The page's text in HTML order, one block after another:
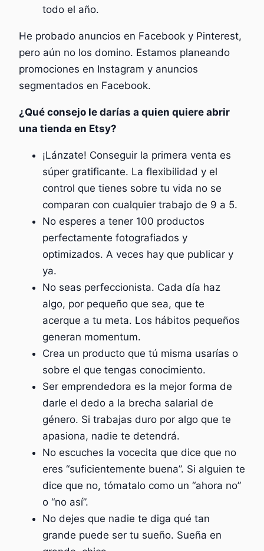
todo el año.
He probado anuncios en Facebook y Pinterest,
pero aún no los domino. Estamos planeando
promociones en Instagram y anuncios
segmentados en Facebook.
¿Qué consejo le darías a quien quiere abrir
una tienda en Etsy?
¡Lánzate! Conseguir la primera venta es
súper gratificante. La flexibilidad y el
control que tienes sobre tu vida no se
comparan con cualquier trabajo de 9 a 5.
No esperes a tener 100 productos
perfectamente fotografiados y
optimizados. A veces hay que publicar y
ya.
No seas perfeccionista. Cada día haz
algo, por pequeño que sea, que te
acerque a tu meta. Los hábitos pequeños
generan momentum.
Crea un producto que tú misma usarías o
sobre el que tengas conocimiento.
Ser emprendedora es la mejor forma de
darle el dedo a la brecha salarial de
género. Si trabajas duro por algo que te
apasiona, nadie te detendrá.
No escuches la vocecita que dice que no
eres “suficientemente buena”. Si alguien te
dice que no, tómatalo como un “ahora no”
o “no así”.
No dejes que nadie te diga qué tan
grande puede ser tu sueño. Sueña en